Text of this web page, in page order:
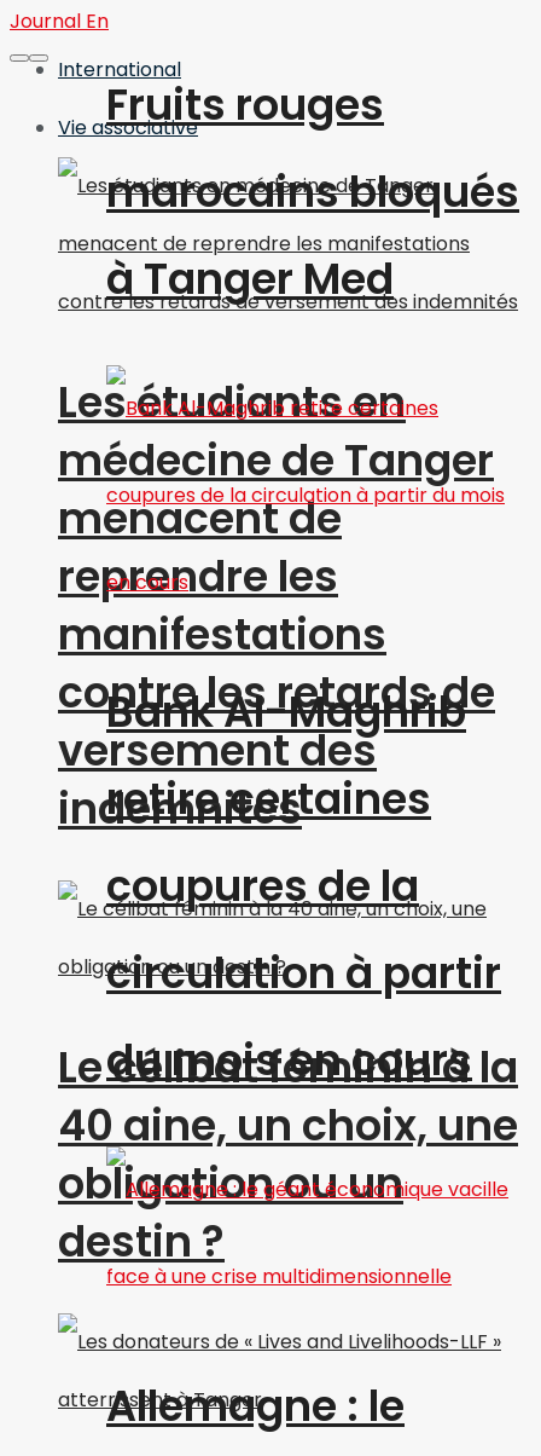
International
Vie associative
Les étudiants en
médecine de Tanger
menacent de
reprendre les
manifestations
contre les retards de
versement des
indemnités
Le célibat féminin à la
40 aine, un choix, une
obligation ou un
destin ?
Fruits rouges
marocains bloqués
à Tanger Med
Bank Al-Maghrib
retire certaines
coupures de la
circulation à partir
du mois en cours
Allemagne : le
Journal En